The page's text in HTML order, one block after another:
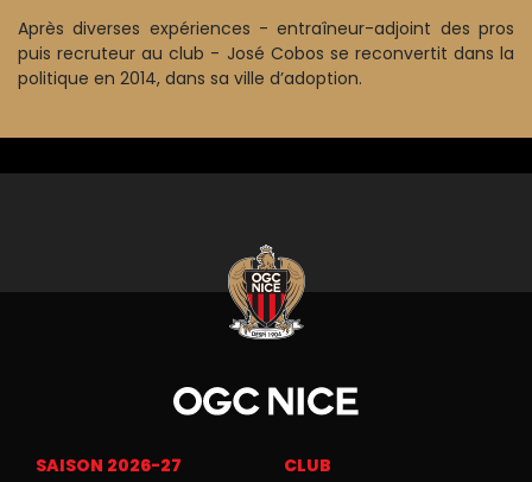
Après diverses expériences - entraîneur-adjoint des pros
puis recruteur au club - José Cobos se reconvertit dans la
politique en 2014, dans sa ville d’adoption.
SAISON 2026-27 CLUB